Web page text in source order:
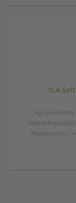
SLA
Restaurants /